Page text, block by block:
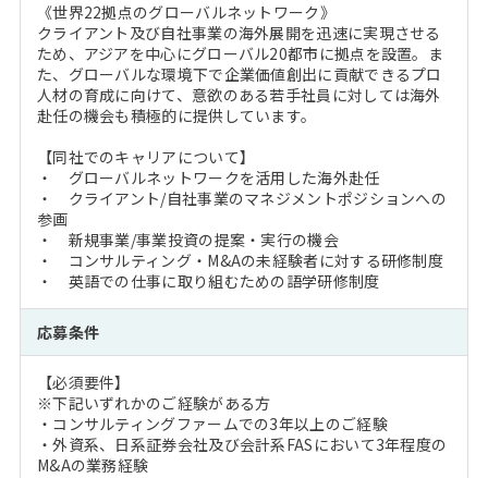
《世界22拠点のグローバルネットワーク》
クライアント及び自社事業の海外展開を迅速に実現させる
ため、アジアを中心にグローバル20都市に拠点を設置。ま
た、グローバルな環境下で企業価値創出に貢献できるプロ
人材の育成に向けて、意欲のある若手社員に対しては海外
赴任の機会も積極的に提供しています。
【同社でのキャリアについて】
・ グローバルネットワークを活用した海外赴任
・ クライアント/自社事業のマネジメントポジションへの
参画
・ 新規事業/事業投資の提案・実行の機会
・ コンサルティング・M&Aの未経験者に対する研修制度
・ 英語での仕事に取り組むための語学研修制度
応募条件
【必須要件】
※下記いずれかのご経験がある方
・コンサルティングファームでの3年以上のご経験
・外資系、日系証券会社及び会計系FASにおいて3年程度の
M&Aの業務経験